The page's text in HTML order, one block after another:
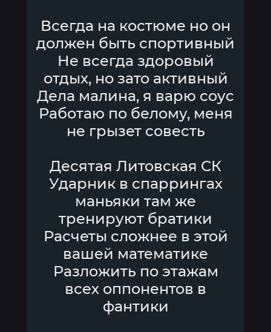
Всегда на костюме но он
должен быть спортивный
Не всегда здоровый
отдых, но зато активный
Дела малина, я варю соус
Работаю по белому, меня
не грызет совесть
Десятая Литовская СК
Ударник в спаррингах
маньяки там же
тренируют братики
Расчеты сложнее в этой
вашей математике
Разложить по этажам
всех оппонентов в
фантики